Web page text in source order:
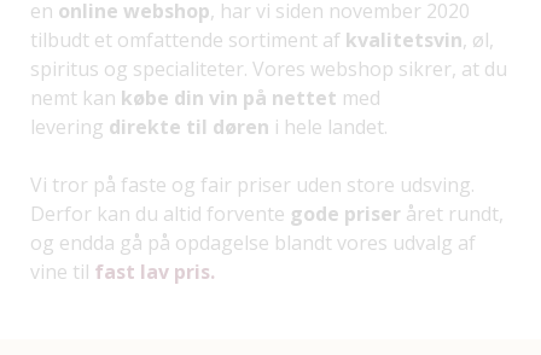
en online webshop, har vi siden november 2020
tilbudt et omfattende sortiment af kvalitetsvin, øl,
spiritus og specialiteter. Vores webshop sikrer, at du
nemt kan købe din vin på nettet med
levering direkte til døren i hele landet.
Vi tror på faste og fair priser uden store udsving.
Derfor kan du altid forvente gode priser året rundt,
og endda gå på opdagelse blandt vores udvalg af
vine til fast lav pris.